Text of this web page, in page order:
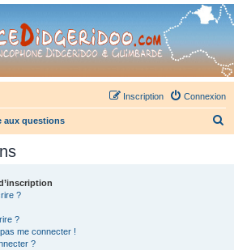
Didgeridoo - retrouvez la communauté.
Connexion
Inscription
aux questions
?
?
me connecter !
?